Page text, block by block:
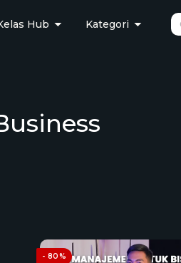
Hub Kategori
- 80%